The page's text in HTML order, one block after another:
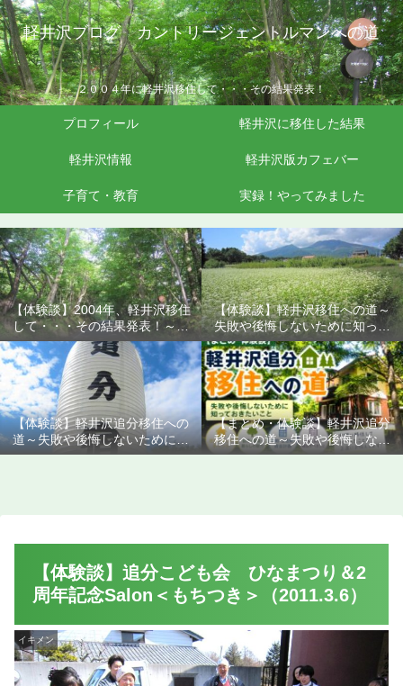
軽井沢ブログ カントリージェントルマンへの道
２００４年に軽井沢移住して・・・その結果発表！
プロフィール 軽井沢に移住した結果
軽井沢情報 軽井沢版カフェバー
子育て・教育 実録！やってみました
【体験談】2004年、軽井沢移住
して・・・その結果発表！～失
敗や後悔しないために知ってお
きたいこと
【体験談】軽井沢移住への道～
失敗や後悔しないために知って
おきたいこと
【体験談】軽井沢追分移住への
道～失敗や後悔しないために知
っておきたいこと
【まとめ・体験談】軽井沢追分
移住への道～失敗や後悔しない
ために知っておきたいこと
【体験談】追分こども会 ひなまつり＆2
周年記念Salon＜もちつき＞（2011.3.6）
イキメン